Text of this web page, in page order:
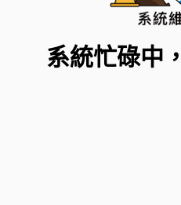
系統忙碌中